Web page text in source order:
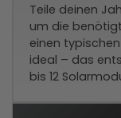
Teile deinen
um die
einen
ideal – das
bis 12